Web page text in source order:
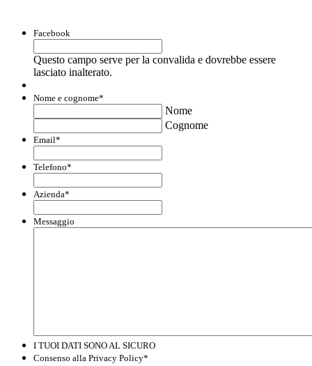
Facebook
Questo campo serve per la convalida e dovrebbe essere
lasciato inalterato.
Nome e cognome*
Nome
Cognome
Email*
Telefono*
Azienda*
Messaggio
I TUOI DATI SONO AL SICURO
Consenso alla Privacy Policy*